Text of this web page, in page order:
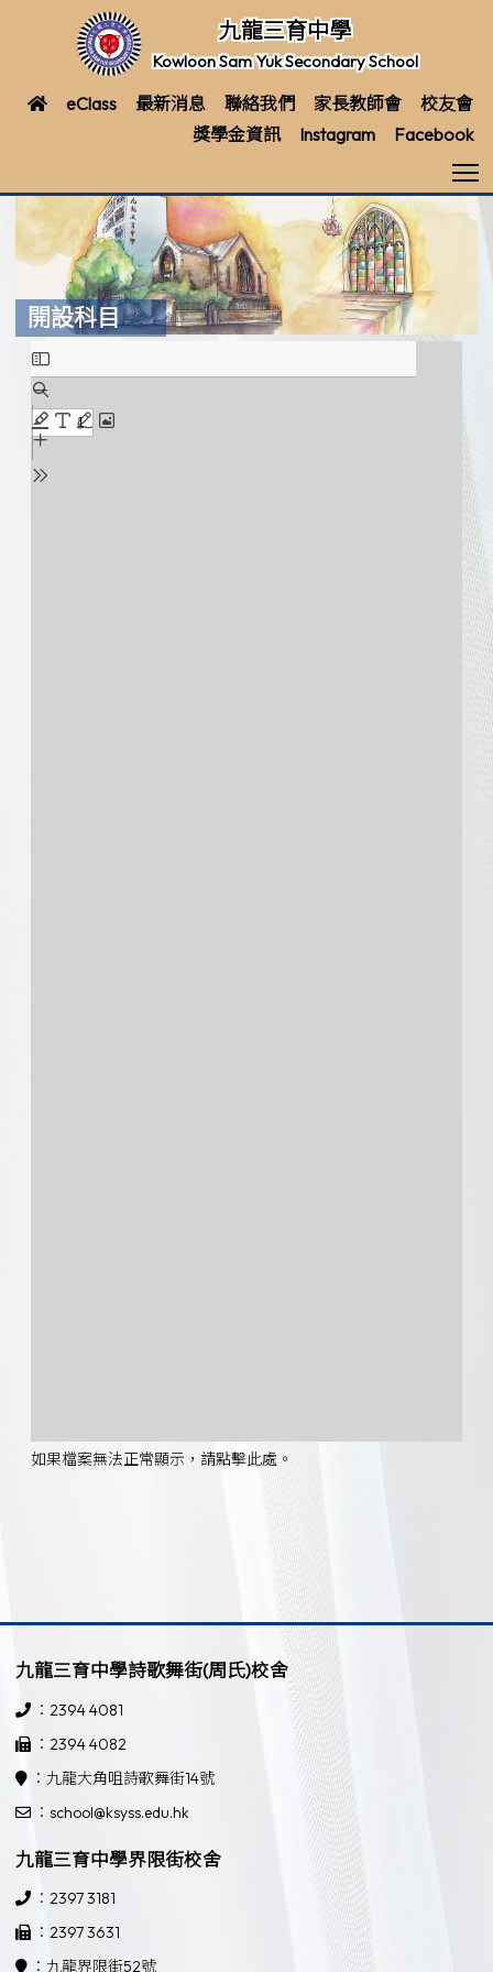
九龍三育中學
Kowloon Sam Yuk Secondary School
eClass 最新消息 聯絡我們 家長教師會
校友會
獎學金資訊
Instagram Facebook
開設科目
如果檔案無法正常顯示，請點擊此處。
九龍三育中學詩歌舞街(周氏)校舍
：2394 4081
：2394 4082
：九龍大角咀詩歌舞街14號
：school@ksyss.edu.hk
九龍三育中學界限街校舍
：2397 3181
：2397 3631
：九龍界限街52號